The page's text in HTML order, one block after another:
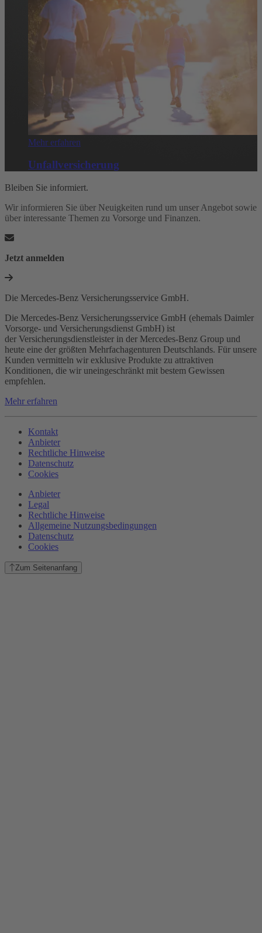
Mehr erfahren
Unfallversicherung
Bleiben Sie informiert.
Wir informieren Sie über Neuigkeiten rund um unser Angebot sowie
über interessante Themen zu Vorsorge und Finanzen.
Jetzt anmelden
Die Mercedes-Benz Versicherungsservice GmbH.
Die Mercedes-Benz Versicherungsservice GmbH (ehemals Daimler
Vorsorge- und Versicherungsdienst GmbH) ist
der Versicherungsdienstleister in der Mercedes-Benz Group und
heute eine der größten Mehrfachagenturen Deutschlands. Für unsere
Kunden vermitteln wir exklusive Produkte zu attraktiven
Konditionen, die wir uneingeschränkt mit bestem Gewissen
empfehlen.
Mehr erfahren
Kontakt
Anbieter
Rechtliche Hinweise
Datenschutz
Cookies
Anbieter
Legal
Rechtliche Hinweise
Allgemeine Nutzungsbedingungen
Datenschutz
Cookies
Zum Seitenanfang